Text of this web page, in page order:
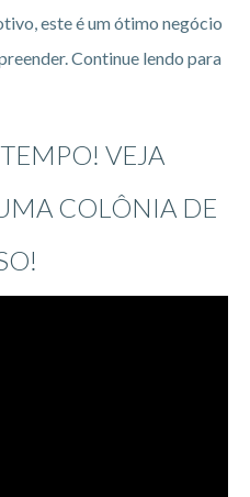
este é um ótimo negócio
Continue lendo para
VEJA
COLÔNIA DE